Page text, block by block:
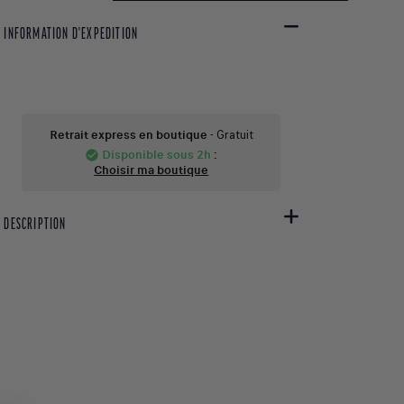
INFORMATION D'EXPEDITION
Retrait express en boutique - Gratuit
check_circle Disponible sous 2h :
Choisir ma boutique
DESCRIPTION